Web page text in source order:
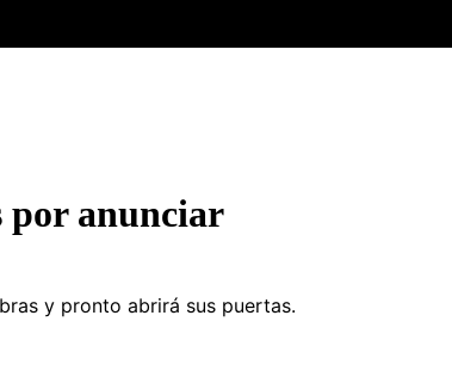
por anunciar
y pronto abrirá sus puertas.